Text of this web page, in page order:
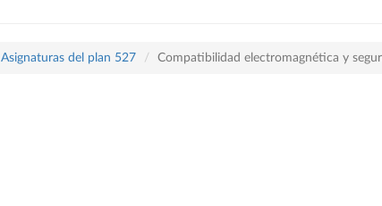
Asignaturas del plan 527 Compatibilidad electromagnética y